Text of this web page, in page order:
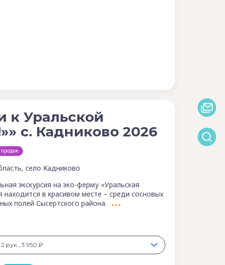
к Уральской
с. Кадниково 2026
село Кадниково
экскурсия на эко-ферму «Уральская
находится в красивом месте – среди сосновых
полей Сысертского района.
рук., 3 950 ₽